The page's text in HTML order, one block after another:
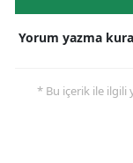
Yorum yazma
* Bu içerik ile ilgili